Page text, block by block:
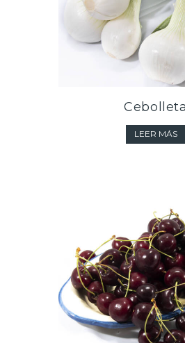
Cebolleta
LEER MÁS